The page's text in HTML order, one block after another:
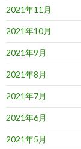
2021年11月
2021年10月
2021年9月
2021年8月
2021年7月
2021年6月
2021年5月